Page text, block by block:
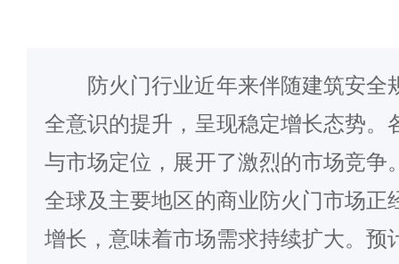
防火门行业近年来伴随建筑安全
全意识的提升，呈现稳定增长态势。
与市场定位，展开了激烈的市场竞争
全球及主要地区的商业防火门市场正
增长，意味着市场需求持续扩大。预